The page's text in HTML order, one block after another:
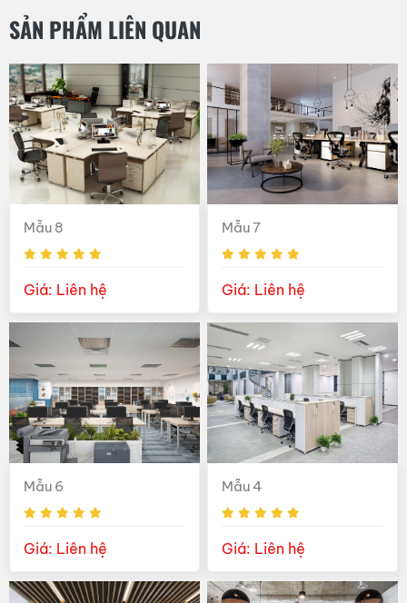
SẢN PHẨM LIÊN QUAN
Mẫu 8
Giá: Liên hệ
Mẫu 7
Giá: Liên hệ
Mẫu 6
Giá: Liên hệ
Mẫu 4
Giá: Liên hệ